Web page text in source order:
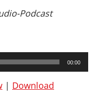
Podcast
00:00
| Download